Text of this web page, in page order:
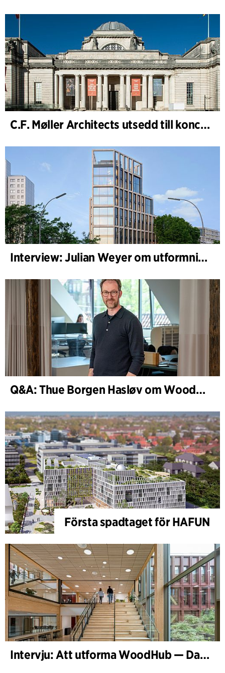
C.F. Møller Architects utsedd till konceptarkitekt för projektet National Museum Cardiff
Interview: Julian Weyer om utformningen av B-One
Q&A: Thue Borgen Hasløv om WoodHub
Första spadtaget för HAFUN
Intervju: Att utforma WoodHub — Danmarks största träbyggnad